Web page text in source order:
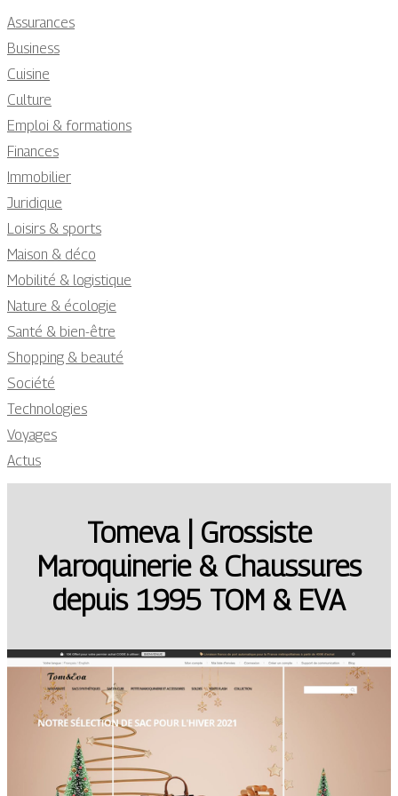
Assurances
Business
Cuisine
Culture
Emploi & formations
Finances
Immobilier
Juridique
Loisirs & sports
Maison & déco
Mobilité & logistique
Nature & écologie
Santé & bien-être
Shopping & beauté
Société
Technologies
Voyages
Actus
Tomeva | Grossiste
Maroquine­rie & Chaussures
depuis 1995 TOM & EVA